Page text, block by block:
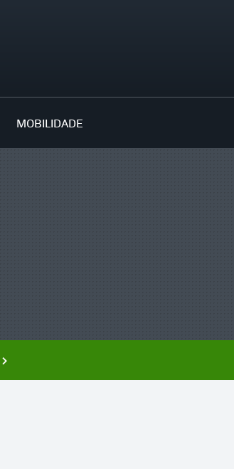
MOBILIDADE